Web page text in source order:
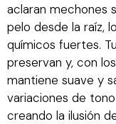
aclaran mechones
pelo desde la raíz,
químicos fuertes.
preservan y, con
mantiene suave y
variaciones de
creando la ilusión